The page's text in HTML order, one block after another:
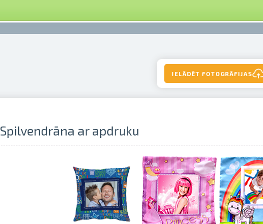
IELĀDĒT FOTOGRĀFIJAS
Spilvendrāna ar apdruku